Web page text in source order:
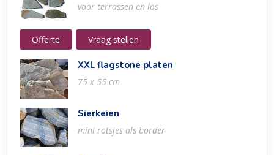
voor terrassen en los
Offerte Vraag stellen
XXL flagstone platen
75 x 55 cm
Sierkeien
mini rotsjes als border